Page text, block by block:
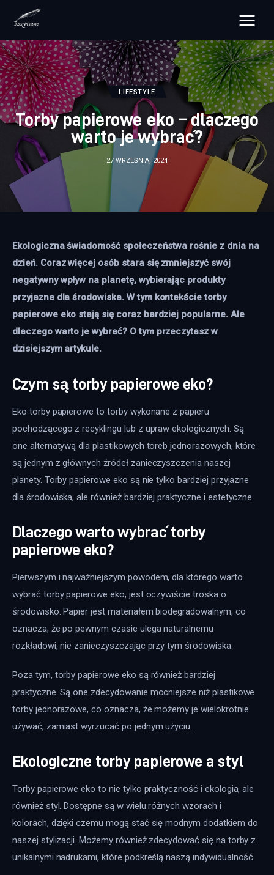
rozpisane.pl
Lifestyle
Zdrowie
Uroda
Dom i ogród
Więcej
LIFESTYLE
Torby papierowe eko – dlaczego
warto je wybrać?
27 WRZEŚNIA, 2024
Ekologiczna świadomość społeczeństwa rośnie z dnia na
dzień. Coraz więcej osób stara się zmniejszyć swój
negatywny wpływ na planetę, wybierając produkty
przyjazne dla środowiska. W tym kontekście torby
papierowe eko stają się coraz bardziej popularne. Ale
dlaczego warto je wybrać? O tym przeczytasz w
dzisiejszym artykule.
Czym są torby papierowe eko?
Eko torby papierowe to torby wykonane z papieru
pochodzącego z recyklingu lub z upraw ekologicznych. Są
one alternatywą dla plastikowych toreb jednorazowych, które
są jednym z głównych źródeł zanieczyszczenia naszej
planety. Torby papierowe eko są nie tylko bardziej przyjazne
dla środowiska, ale również bardziej praktyczne i estetyczne.
Dlaczego warto wybrać torby
papierowe eko?
Pierwszym i najważniejszym powodem, dla którego warto
wybrać torby papierowe eko, jest oczywiście troska o
środowisko. Papier jest materiałem biodegradowalnym, co
oznacza, że po pewnym czasie ulega naturalnemu
rozkładowi, nie zanieczyszczając przy tym środowiska.
Poza tym, torby papierowe eko są również bardziej
praktyczne. Są one zdecydowanie mocniejsze niż plastikowe
torby jednorazowe, co oznacza, że możemy je wielokrotnie
używać, zamiast wyrzucać po jednym użyciu.
Ekologiczne torby papierowe a styl
Torby papierowe eko to nie tylko praktyczność i ekologia, ale
również styl. Dostępne są w wielu różnych wzorach i
kolorach, dzięki czemu mogą stać się modnym dodatkiem do
naszej stylizacji. Możemy również zdecydować się na torby z
unikalnymi nadrukami, które podkreślą naszą indywidualność.